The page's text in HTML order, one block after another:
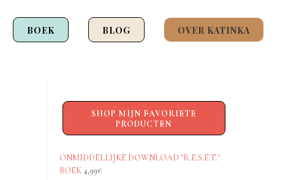
BOEK BLOG OVER KATINKA
SHOP MIJN FAVORIETE
PRODUCTEN
ONMIDDELLIJKE DOWNLOAD "R.E.S.E.T."
BOEK4,99€